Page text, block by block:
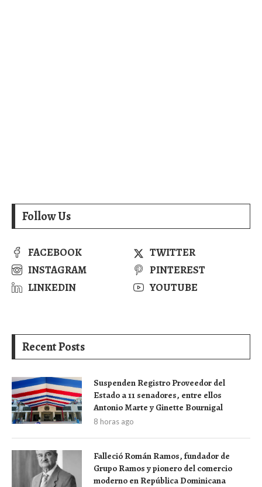
Follow Us
FACEBOOK
TWITTER
INSTAGRAM
PINTEREST
LINKEDIN
YOUTUBE
Recent Posts
Suspenden Registro Proveedor del
Estado a 11 senadores, entre ellos
Antonio Marte y Ginette Bournigal
8 horas ago
Falleció Román Ramos, fundador de
Grupo Ramos y pionero del comercio
moderno en República Dominicana